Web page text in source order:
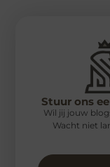
Stuur ons
Wil jij jouw
Wacht niet